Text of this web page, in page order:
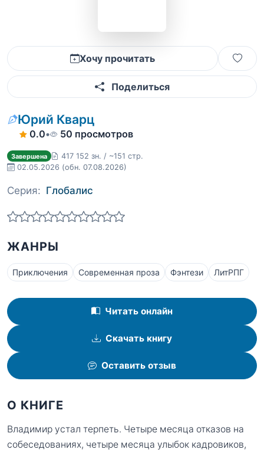
Хочу прочитать
Поделиться
Юрий Кварц
0.0• 50 просмотров
Завершена
417 152 зн. / ~151 стр.
02.05.2026 (обн. 07.08.2026)
Серия: Глобалис
ЖАНРЫ
Приключения Современная проза Фэнтези ЛитРПГ
Читать онлайн
Скачать книгу
Оставить отзыв
О КНИГЕ
Владимир устал терпеть. Четыре месяца отказов на
собеседованиях, четыре месяца улыбок кадровиков,